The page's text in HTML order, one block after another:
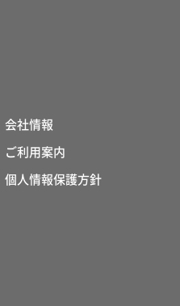
会社情報
ご利用案内
個人情報保護方針